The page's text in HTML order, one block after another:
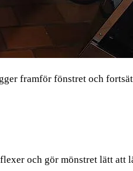
framför fönstret och
och gör mönstret lätt att